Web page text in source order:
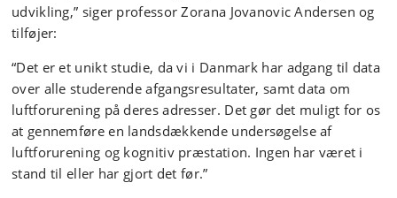
udvikling,” siger professor Zorana Jovanovic Andersen og
tilføjer:
“Det er et unikt studie, da vi i Danmark har adgang til data
over alle studerende afgangsresultater, samt data om
luftforurening på deres adresser. Det gør det muligt for os
at gennemføre en landsdækkende undersøgelse af
luftforurening og kognitiv præstation. Ingen har været i
stand til eller har gjort det før.”